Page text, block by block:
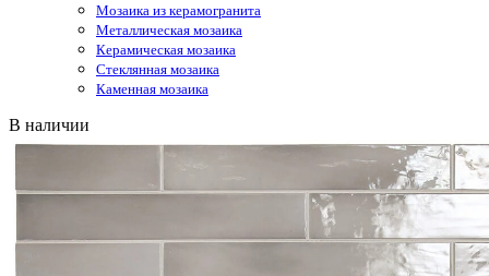
Мозаика из керамогранита
Металлическая мозаика
Керамическая мозаика
Стеклянная мозаика
Каменная мозаика
В наличии